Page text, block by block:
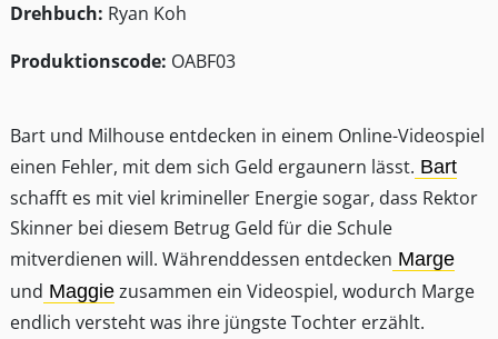
Drehbuch: Ryan Koh
Produktionscode: OABF03
Bart und Milhouse entdecken in einem Online-Videospiel
einen Fehler, mit dem sich Geld ergaunern lässt. Bart
schafft es mit viel krimineller Energie sogar, dass Rektor
Skinner bei diesem Betrug Geld für die Schule
mitverdienen will. Währenddessen entdecken Marge
und Maggie zusammen ein Videospiel, wodurch Marge
endlich versteht was ihre jüngste Tochter erzählt.